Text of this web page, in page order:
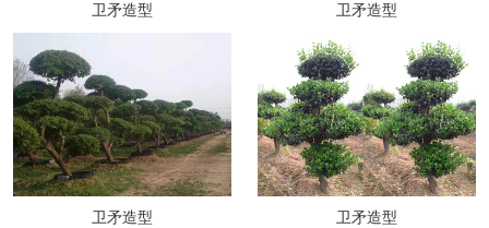
卫矛造型 卫矛造型
卫矛造型 卫矛造型